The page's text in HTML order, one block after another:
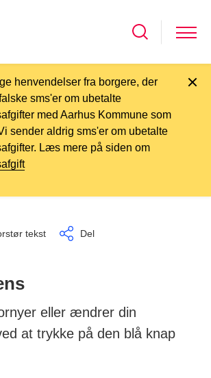
henvendelser fra borgere, der
sms'er om ubetalte
med Aarhus Kommune som
sender aldrig sms'er om ubetalte
Læs mere på siden om
tekst Del
eller ændrer din
at trykke på den blå knap